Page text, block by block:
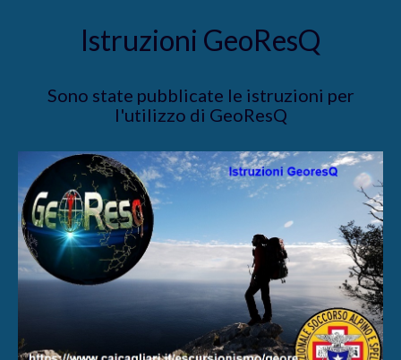
Istruzioni GeoResQ
Sono state pubblicate le istruzioni per
l'utilizzo di GeoResQ